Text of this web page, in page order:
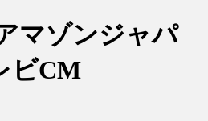
マゾンジャパ
ビCM